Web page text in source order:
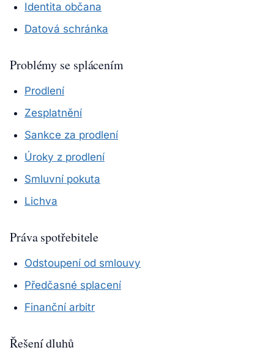
Identita občana
Datová schránka
Problémy se splácením
Prodlení
Zesplatnění
Sankce za prodlení
Úroky z prodlení
Smluvní pokuta
Lichva
Práva spotřebitele
Odstoupení od smlouvy
Předčasné splacení
Finanční arbitr
Řešení dluhů